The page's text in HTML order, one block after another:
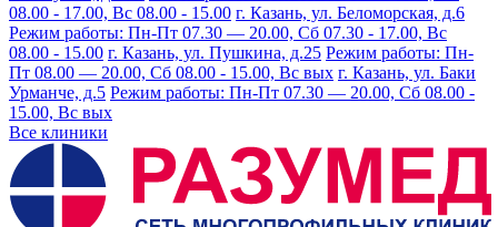
08.00 - 17.00, Вс 08.00 - 15.00 г. Казань, ул. Беломорская, д.6
Режим работы: Пн-Пт 07.30 — 20.00, Сб 07.30 - 17.00, Вс
08.00 - 15.00 г. Казань, ул. Пушкина, д.25 Режим работы: Пн-
Пт 08.00 — 20.00, Сб 08.00 - 15.00, Вс вых г. Казань, ул. Баки
Урманче, д.5 Режим работы: Пн-Пт 07.30 — 20.00, Сб 08.00 -
15.00, Вс вых
Все клиники